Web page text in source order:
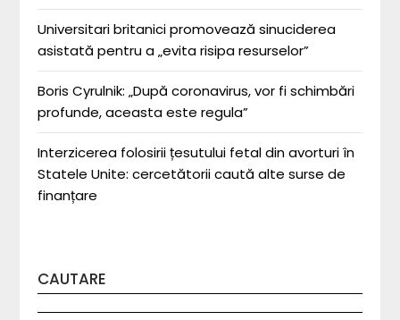
Universitari britanici promovează sinuciderea
asistată pentru a „evita risipa resurselor”
Boris Cyrulnik: „După coronavirus, vor fi schimbări
profunde, aceasta este regula”
Interzicerea folosirii țesutului fetal din avorturi în
Statele Unite: cercetătorii caută alte surse de
finanțare
CAUTARE